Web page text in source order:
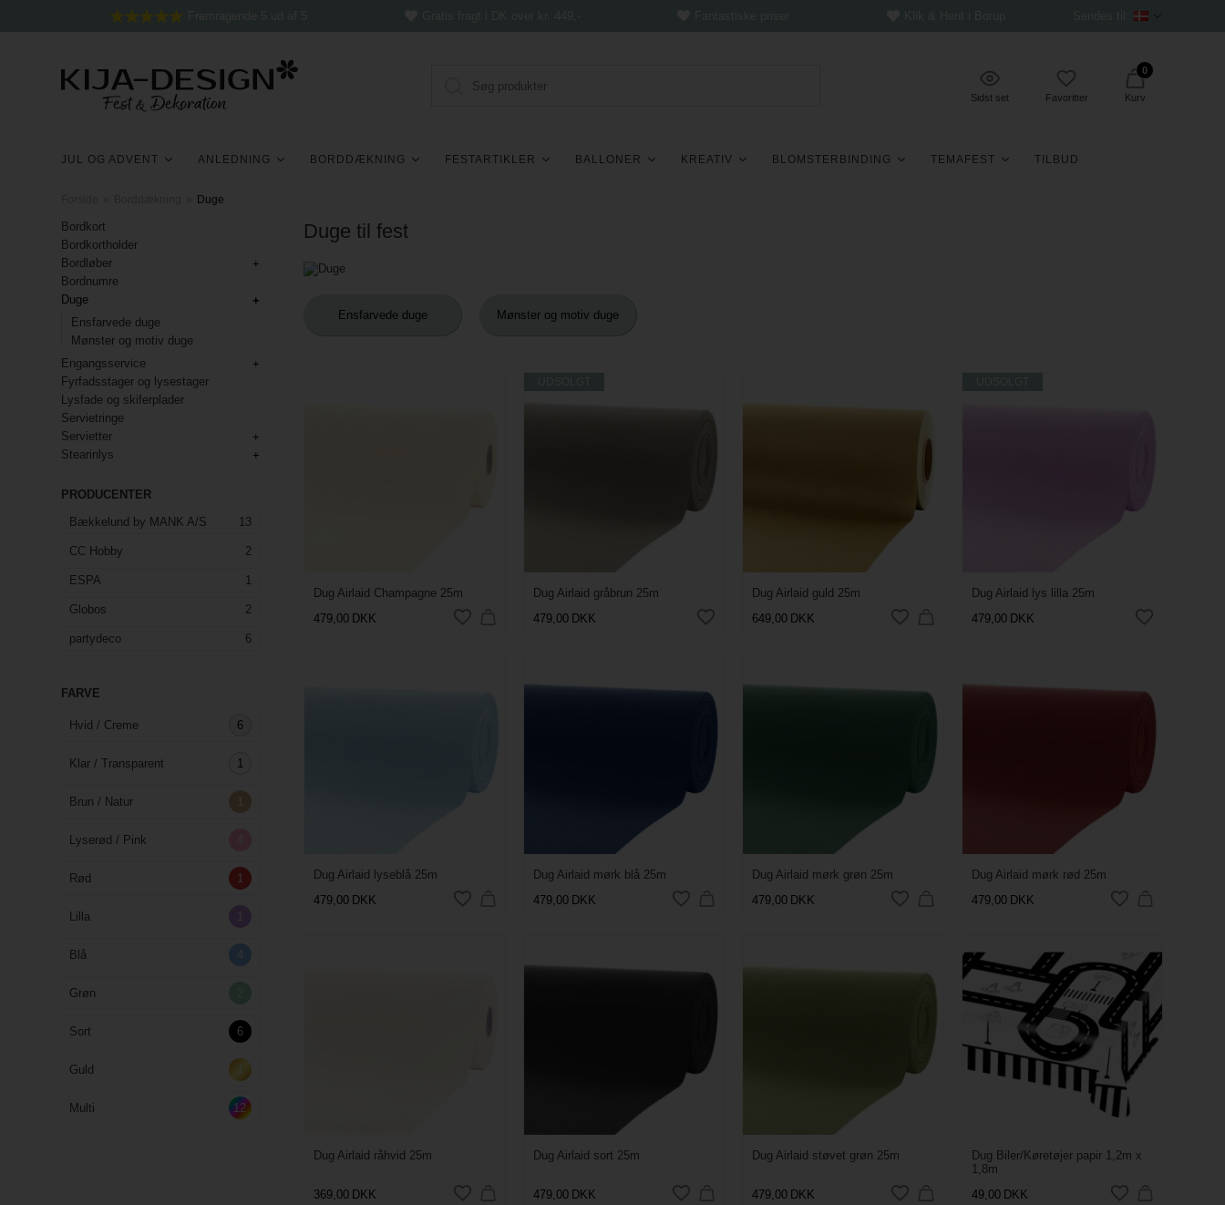
Sidst set Favoritter
0
Kurv
JUL OG ADVENT ANLEDNING BORDDÆKNING FESTARTIKLER BALLONER KREATIV BLOMSTERBINDING TEMAFEST TILBUD
Duge
Bordkort
Bordkortholder
Bordløber
Bordnumre
Duge
Ensfarvede duge
Mønster og motiv duge
Engangsservice
Fyrfadsstager og lysestager
Lysfade og skiferplader
Servietringe
Servietter
Stearinlys
PRODUCENTER
Bækkelund by MANK A/S
13
CC Hobby 2
ESPA 1
Globos 2
partydeco 6
FARVE
Hvid / Creme 6
Klar / Transparent 1
Brun / Natur 1
Lyserød / Pink
Rød 1
Lilla
Blå
Grøn
Sort 6
Guld 1
Multi 12
Duge til fest
Ensfarvede duge Mønster og motiv duge
Dug Airlaid Champagne 25m
479,00 DKK
Dug Airlaid gråbrun 25m
479,00 DKK
Dug Airlaid guld 25m
649,00 DKK
Dug Airlaid lys lilla 25m
479,00 DKK
Dug Airlaid lyseblå 25m
479,00 DKK
Dug Airlaid mørk blå 25m
479,00 DKK
Dug Airlaid mørk grøn 25m
479,00 DKK
Dug Airlaid mørk rød 25m
479,00 DKK
Dug Airlaid råhvid 25m
369,00 DKK
Dug Airlaid sort 25m
479,00 DKK
Dug Airlaid støvet grøn 25m
479,00 DKK
Dug Biler/Køretøjer papir 1,2m x
1,8m
49,00 DKK